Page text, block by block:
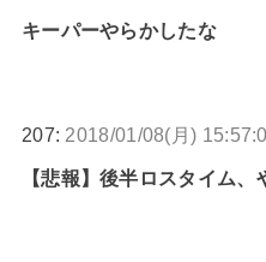
キーパーやらかしたな
207: 2018/01/08(月)
【悲報】後半ロスタイム